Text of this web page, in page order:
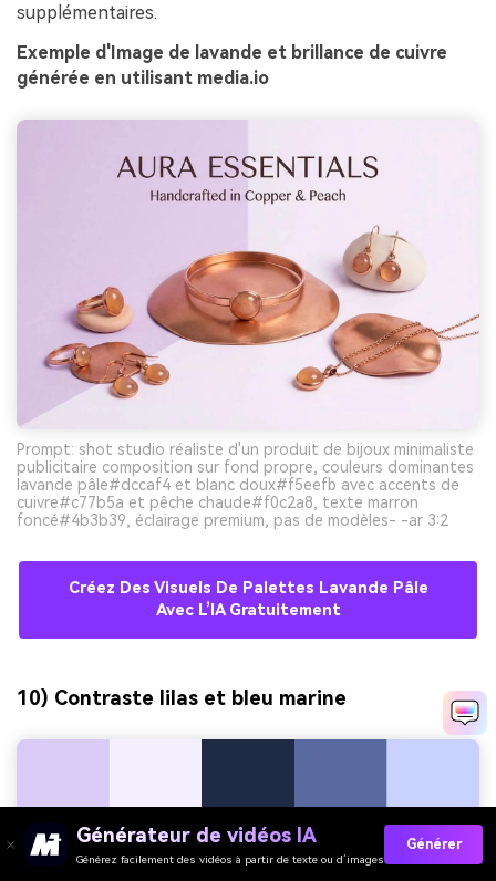
supplémentaires.
Exemple d'Image de lavande et brillance de cuivre
générée en utilisant media.io
Prompt: shot studio réaliste d'un produit de bijoux minimaliste
publicitaire composition sur fond propre, couleurs dominantes
lavande pâle#dccaf4 et blanc doux#f5eefb avec accents de
cuivre#c77b5a et pêche chaude#f0c2a8, texte marron
foncé#4b3b39, éclairage premium, pas de modèles- -ar 3:2
Créez Des Visuels De Palettes Lavande Pâle
Avec L’IA Gratuitement
10) Contraste lilas et bleu marine
Générateur de vidéos IA
Générez facilement des vidéos à partir de texte ou d’images
Générer